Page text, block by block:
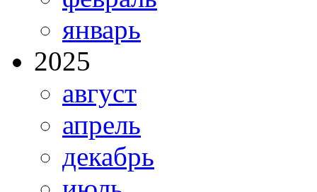
январь
2025
август
апрель
декабрь